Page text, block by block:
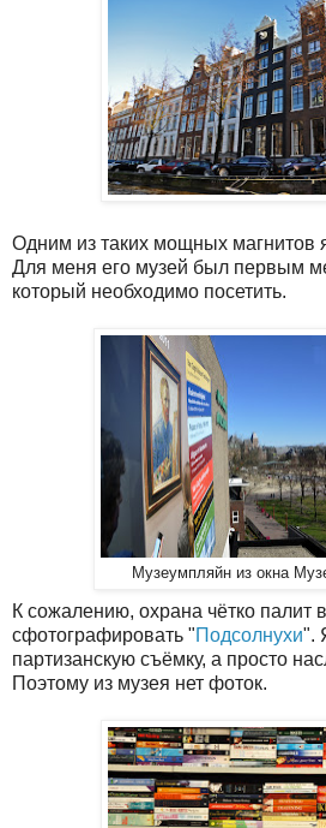
Одним из таких мощных магнитов
Для меня его музей был первым
который необходимо посетить.
Музеумпляйн из окна
К сожалению, охрана чётко палит
сфотографировать "Подсолнухи".
партизанскую съёмку, а просто
Поэтому из музея нет фоток.